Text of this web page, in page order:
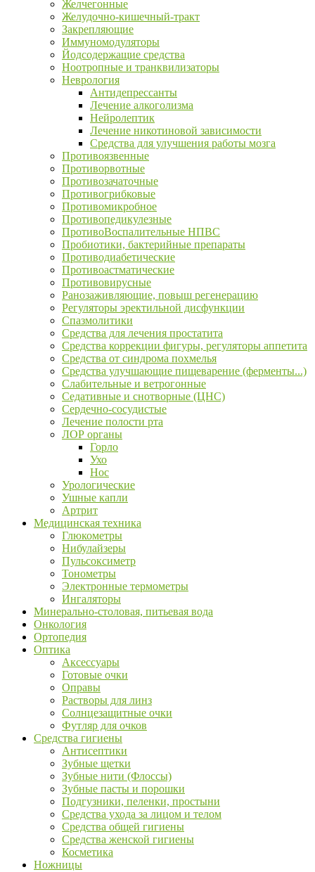
Желчегонные
Желудочно-кишечный-тракт
Закрепляющие
Иммуномодуляторы
Йодсодержащие средства
Ноотропные и транквилизаторы
Неврология
Антидепрессанты
Лечение алкоголизма
Нейролептик
Лечение никотиновой зависимости
Средства для улучшения работы мозга
Противоязвенные
Противорвотные
Противозачаточные
Противогрибковые
Противомикробное
Противопедикулезные
ПротивоВоспалительные НПВС
Пробиотики, бактерийные препараты
Противодиабетические
Противоастматические
Противовирусные
Ранозаживляющие, повыш регенерацию
Регуляторы эректильной дисфункции
Спазмолитики
Средства для лечения простатита
Средства коррекции фигуры, регуляторы аппетита
Средства от синдрома похмелья
Средства улучшающие пищеварение (ферменты...)
Слабительные и ветрогонные
Седативные и снотворные (ЦНС)
Сердечно-сосудистые
Лечение полости рта
ЛОР органы
Горло
Ухо
Нос
Урологические
Ушные капли
Артрит
Медицинская техника
Глюкометры
Нибулайзеры
Пульсоксиметр
Тонометры
Электронные термометры
Ингаляторы
Минерально-столовая, питьевая вода
Онкология
Ортопедия
Оптика
Аксессуары
Готовые очки
Оправы
Растворы для линз
Солнцезащитные очки
Футляр для очков
Средства гигиены
Антисептики
Зубные щетки
Зубные нити (Флоссы)
Зубные пасты и порошки
Подгузники, пеленки, простыни
Средства ухода за лицом и телом
Средства общей гигиены
Средства женской гигиены
Косметика
Ножницы